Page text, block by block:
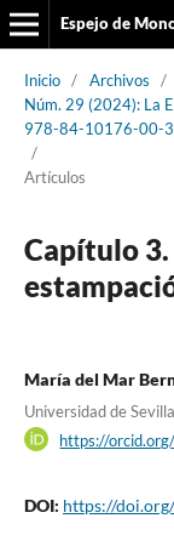
Espejo de
Inicio / Archivos
/
Núm. 29 (2024): La
978-84-10176-00-
/
Artículos
Capítulo
María del Mar
Universidad de Sevilla
https://
DOI: https://